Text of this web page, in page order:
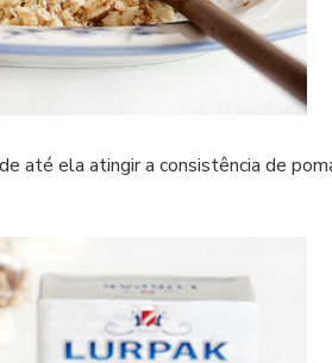
até ela atingir a consistência de